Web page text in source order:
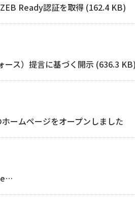
Ready認証を取得 (162.4 KB)
ース）提言に基づく開示 (636.3 KB)
ームページをオープンしました